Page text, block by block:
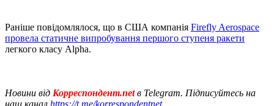
Раніше повідомлялося, що в США компанія Firefly Aerospace
провела статичне випробування першого ступеня ракети
легкого класу Alpha.
Новини від Корреспондент.netв Telegram. Підписуйтесь на
наш канал https://t.me/korrespondentnet